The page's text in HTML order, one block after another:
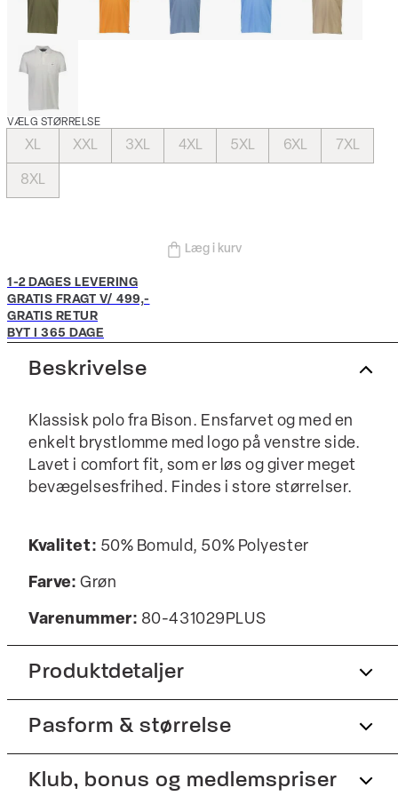
VÆLG STØRRELSE
XL XXL 3XL 4XL 5XL 6XL 7XL
8XL
Læg i kurv
1-2 DAGES LEVERING
GRATIS FRAGT V/ 499,-
GRATIS RETUR
BYT I 365 DAGE
Beskrivelse
Klassisk polo fra Bison. Ensfarvet og med en
enkelt brystlomme med logo på venstre side.
Lavet i comfort fit, som er løs og giver meget
bevægelsesfrihed. Findes i store størrelser.
Kvalitet: 50% Bomuld, 50% Polyester
Farve: Grøn
Varenummer: 80-431029PLUS
Produktdetaljer
Lomme på venstre bryst.
Knappestolpe med tre knapper.
Fremstillet i behagelig bomuldsblend.
Pasform & størrelse
Fit:Comfort fit
Klub, bonus og medlemspriser